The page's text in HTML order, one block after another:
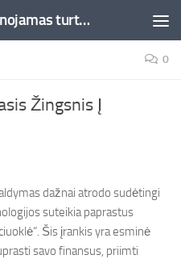
Akcijos, Investavimas, nekilnojamas turtas, kriptovaliutos - Besociai.lt
0
Žingsnis Į
dažnai atrodo sudėtingi
suteikia paprastus
Šis įrankis yra esminė
savo finansus, priimti